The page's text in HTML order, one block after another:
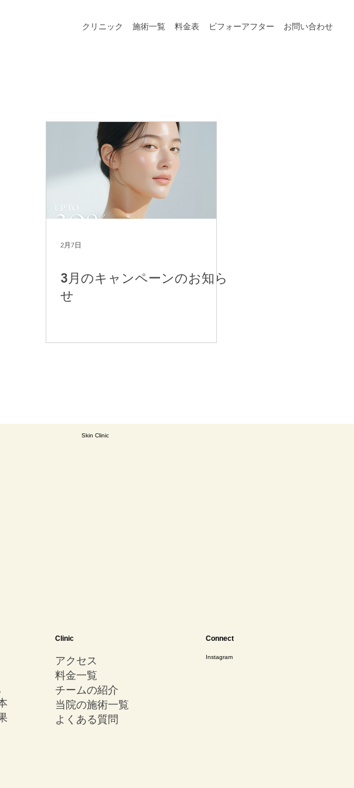
クリニック 施術一覧 料金表 ビフォーアフター お問い合わせ
2月7日
3月のキャンペーンのお知ら
せ
Skin Clinic
Clinic
アクセス
​料金一覧
チームの紹介
当院の施術一覧
よくある質問
Connect
Instagram